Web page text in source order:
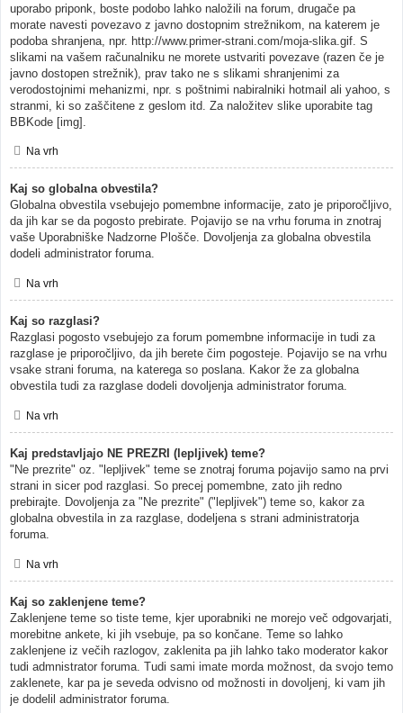
uporabo priponk, boste podobo lahko naložili na forum, drugače pa
morate navesti povezavo z javno dostopnim strežnikom, na katerem je
podoba shranjena, npr. http://www.primer-strani.com/moja-slika.gif. S
slikami na vašem računalniku ne morete ustvariti povezave (razen če je
javno dostopen strežnik), prav tako ne s slikami shranjenimi za
verodostojnimi mehanizmi, npr. s poštnimi nabiralniki hotmail ali yahoo, s
stranmi, ki so zaščitene z geslom itd. Za naložitev slike uporabite tag
BBKode [img].
Na vrh
Kaj so globalna obvestila?
Globalna obvestila vsebujejo pomembne informacije, zato je priporočljivo,
da jih kar se da pogosto prebirate. Pojavijo se na vrhu foruma in znotraj
vaše Uporabniške Nadzorne Plošče. Dovoljenja za globalna obvestila
dodeli administrator foruma.
Na vrh
Kaj so razglasi?
Razglasi pogosto vsebujejo za forum pomembne informacije in tudi za
razglase je priporočljivo, da jih berete čim pogosteje. Pojavijo se na vrhu
vsake strani foruma, na katerega so poslana. Kakor že za globalna
obvestila tudi za razglase dodeli dovoljenja administrator foruma.
Na vrh
Kaj predstavljajo NE PREZRI (lepljivek) teme?
"Ne prezrite" oz. "lepljivek" teme se znotraj foruma pojavijo samo na prvi
strani in sicer pod razglasi. So precej pomembne, zato jih redno
prebirajte. Dovoljenja za "Ne prezrite" ("lepljivek") teme so, kakor za
globalna obvestila in za razglase, dodeljena s strani administratorja
foruma.
Na vrh
Kaj so zaklenjene teme?
Zaklenjene teme so tiste teme, kjer uporabniki ne morejo več odgovarjati,
morebitne ankete, ki jih vsebuje, pa so končane. Teme so lahko
zaklenjene iz večih razlogov, zaklenita pa jih lahko tako moderator kakor
tudi admnistrator foruma. Tudi sami imate morda možnost, da svojo temo
zaklenete, kar pa je seveda odvisno od možnosti in dovoljenj, ki vam jih
je dodelil administrator foruma.